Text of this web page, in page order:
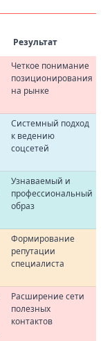
Результат
Четкое понимание
позиционирования
на рынке
Системный подход
к ведению
соцсетей
Узнаваемый и
профессиональный
образ
Формирование
репутации
специалиста
Расширение сети
полезных
контактов